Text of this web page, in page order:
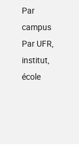
Par
campus
Par UFR,
institut,
école